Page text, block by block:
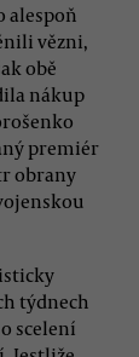
alespoň
vězni,
obě
nákup
premiér
obrany
týdnech
scelení